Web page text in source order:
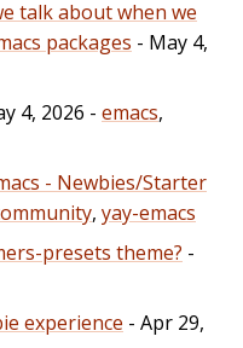
talk about when we
packages - May 4,
4, 2026 - emacs,
- Newbies/Starter
, yay-emacs
presets theme? -
experience - Apr 29,